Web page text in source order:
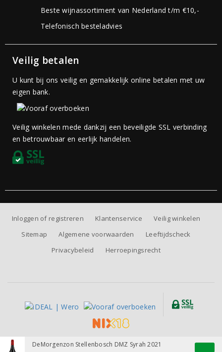
DeMorgenzon Stellenbosch DMZ Syrah 2021
Beste wijnassortiment van Nederland t/m €10,-
Telefonisch besteladvies
Veilig betalen
U kunt bij ons veilig en gemakkelijk online betalen met uw
eigen bank.
Veilig winkelen mede dankzij een beveiligde SSL verbinding
en betrouwbaar en eerlijk handelen.
Inloggen of registreren Klantenservice
Veilig winkelen
Sitemap
Algemene voorwaarden
Leeftijdscheck
Privacybeleid
Herroepingsrecht
Alle prijzen zijn inclusief BTW, exclusief eventuele verzendkosten.